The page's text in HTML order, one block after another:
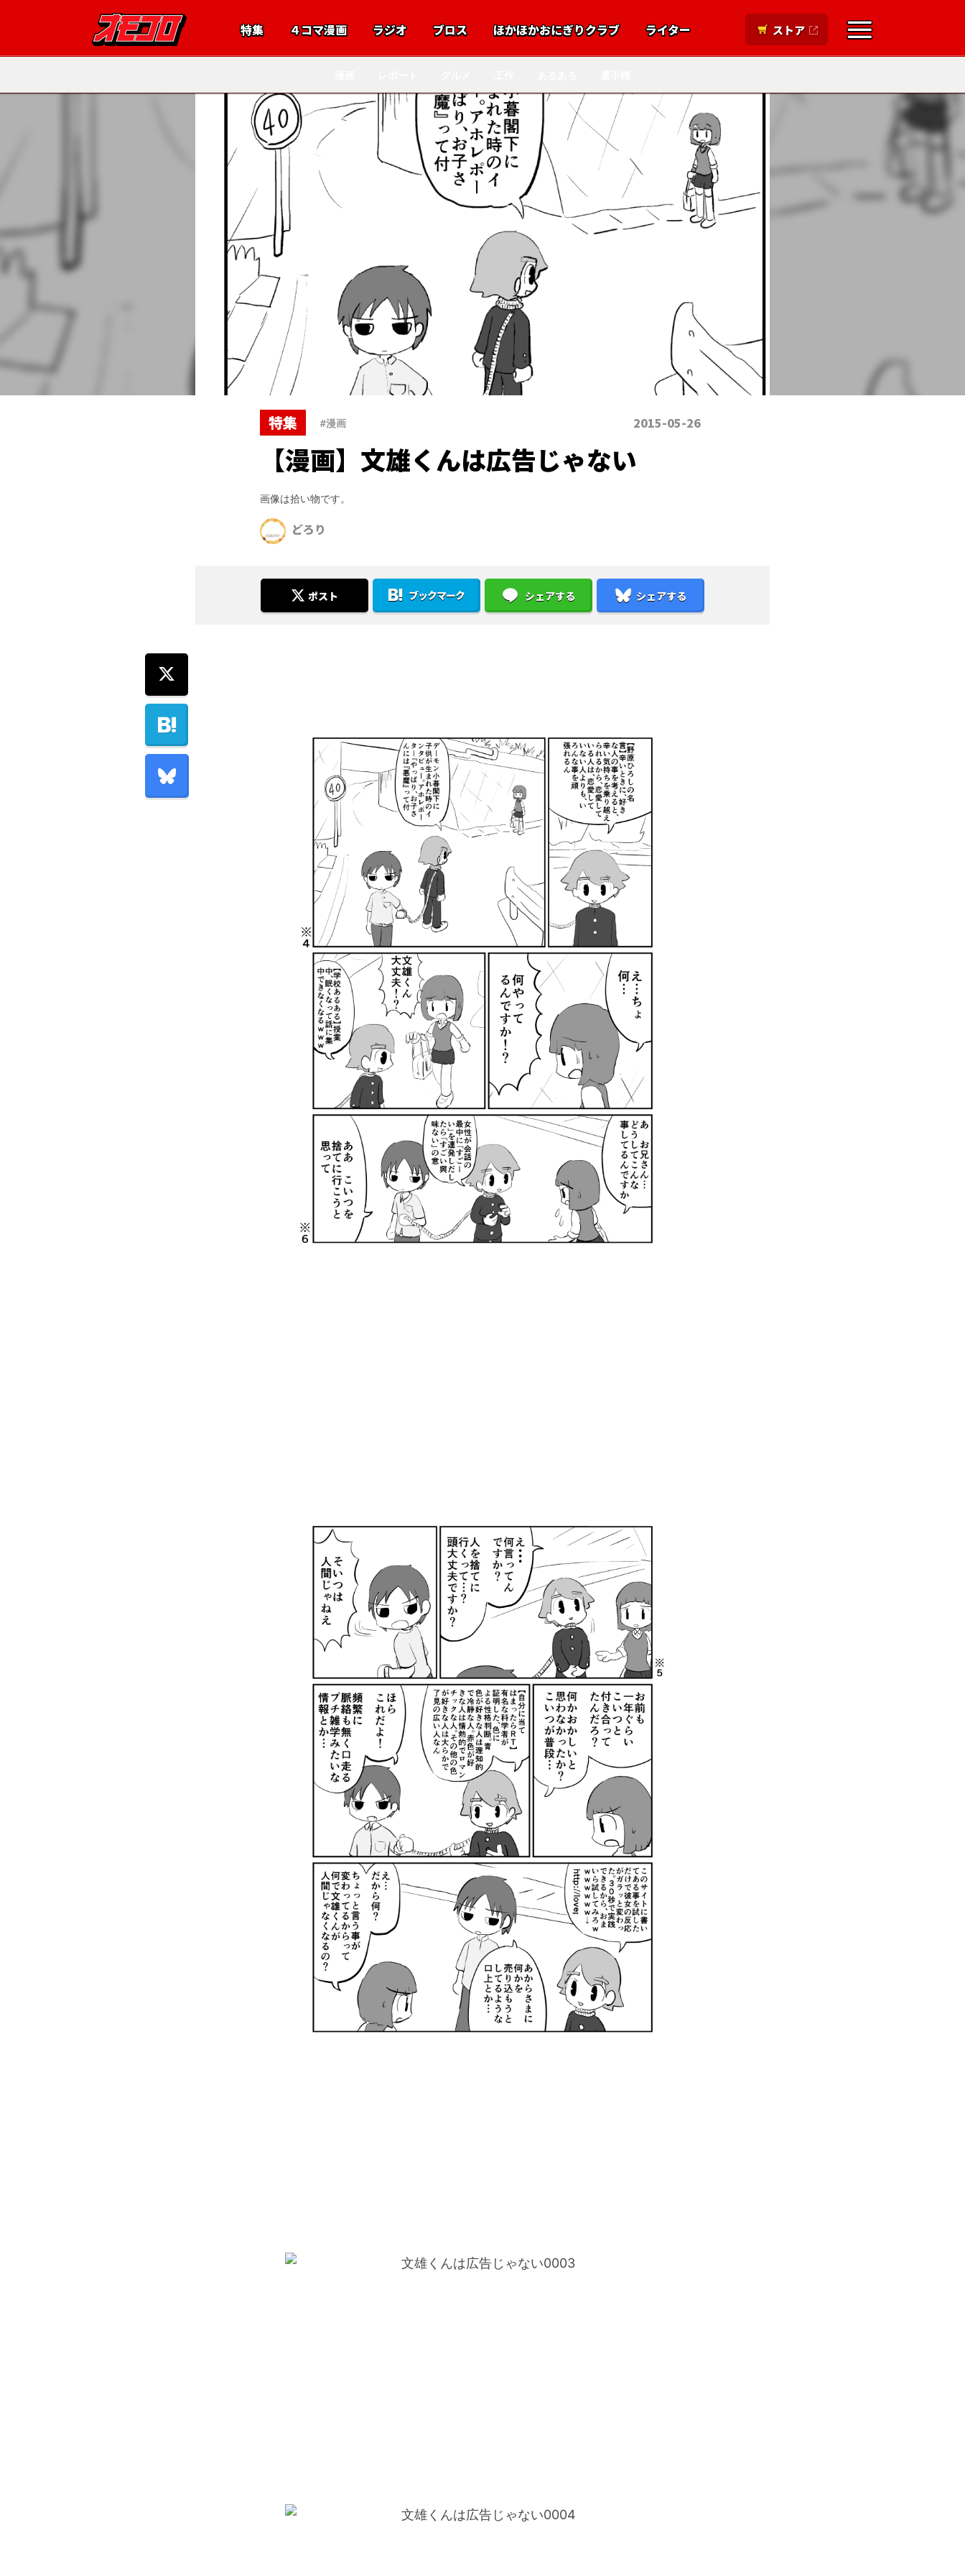
特集 ４コマ漫画 ラジオ ブロス ほかほかおにぎりクラブ ライター ストア
特集 #漫画 2015-05-26
【漫画】文雄くんは広告じゃない
画像は拾い物です。
どろり
ポスト ブックマーク シェアする シェアする